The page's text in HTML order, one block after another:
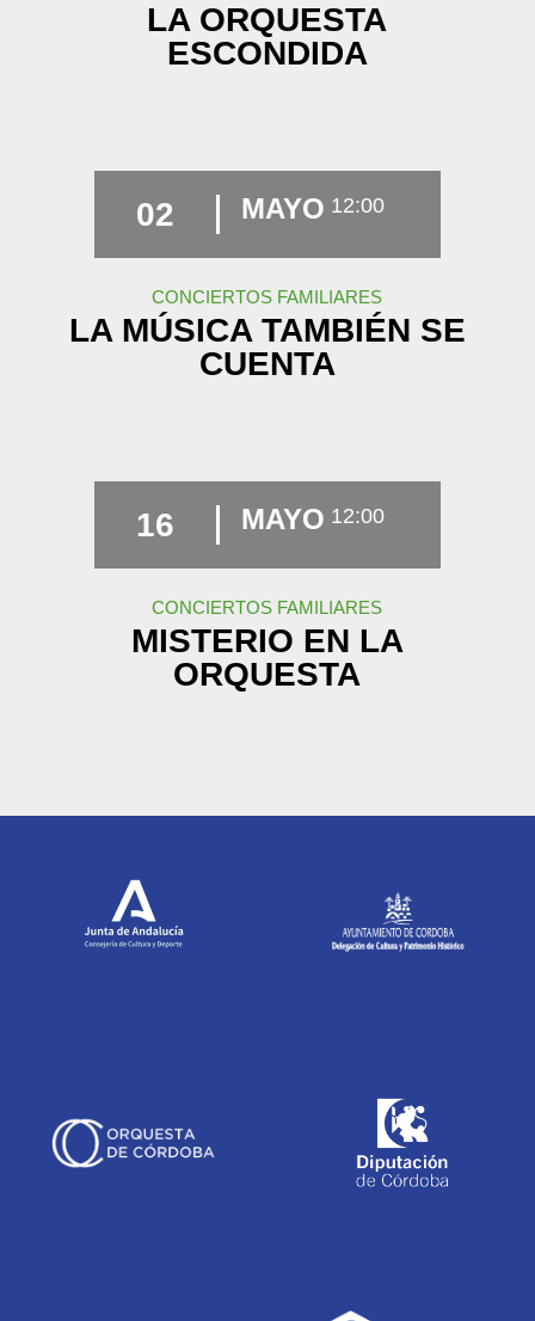
LA ORQUESTA
ESCONDIDA
02 MAYO 12:00
CONCIERTOS FAMILIARES
LA MÚSICA TAMBIÉN SE
CUENTA
16 MAYO 12:00
CONCIERTOS FAMILIARES
MISTERIO EN LA
ORQUESTA